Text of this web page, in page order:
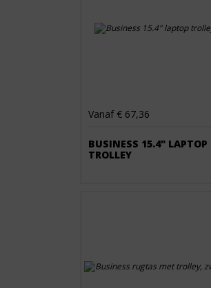
Vanaf € 67,36
BUSINESS 15.4" LAPTOP
TROLLEY